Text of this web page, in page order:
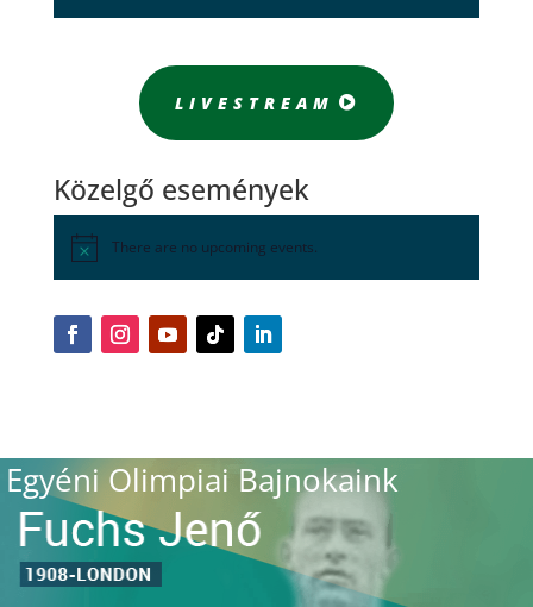
LIVESTREAM
Közelgő események
There are no upcoming events.
Egyéni Olimpiai Bajnokaink